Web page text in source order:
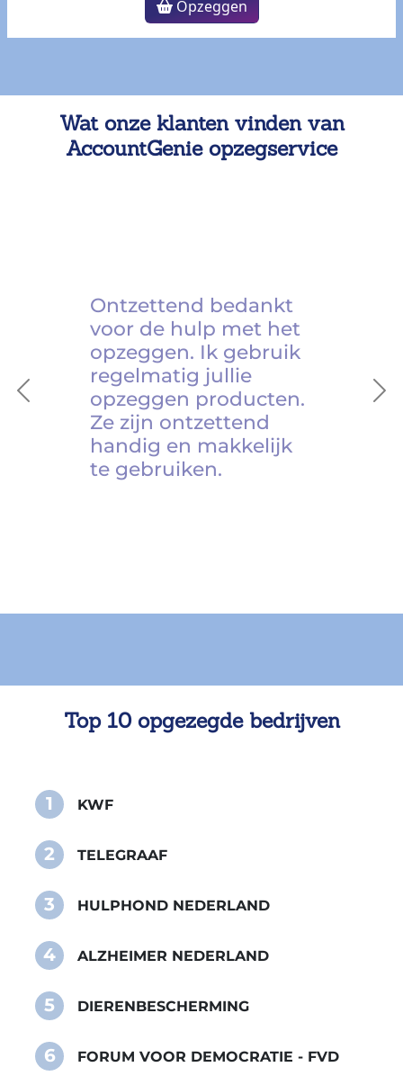
Opzeggen
Wat onze klanten vinden van
AccountGenie opzegservice
Previous
Ontzettend bedankt
voor de hulp met het
opzeggen. Ik gebruik
regelmatig jullie
opzeggen producten.
Ze zijn ontzettend
handig en makkelijk
te gebruiken.
Top 10 opgezegde bedrijven
1 KWF
2 TELEGRAAF
3 HULPHOND NEDERLAND
4 ALZHEIMER NEDERLAND
5 DIERENBESCHERMING
6 FORUM VOOR DEMOCRATIE - FVD